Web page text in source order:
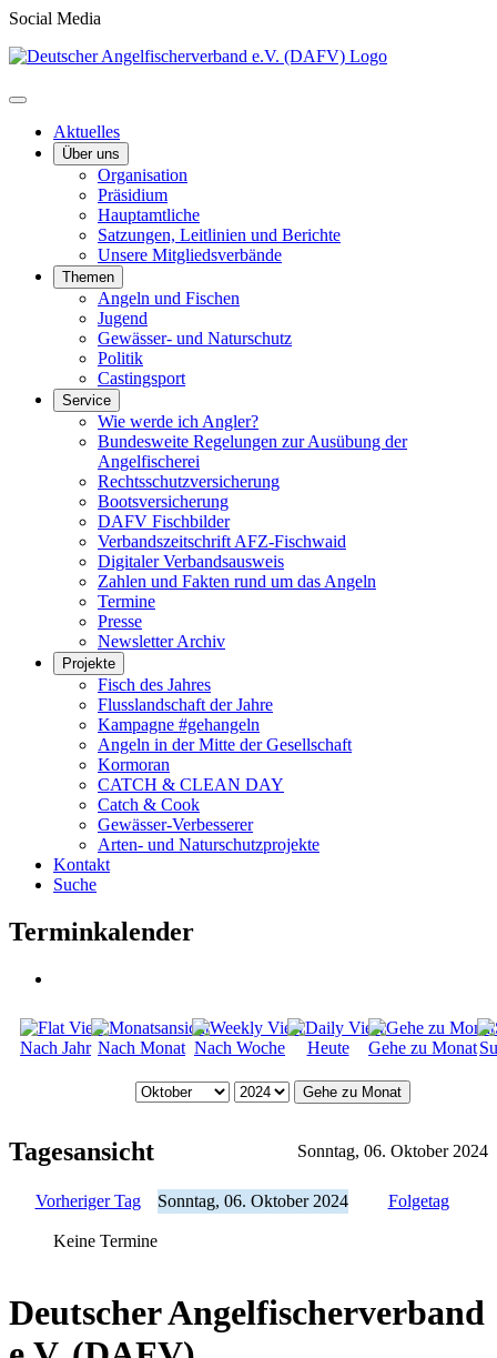
Social Media
Aktuelles
Über uns
Organisation
Präsidium
Hauptamtliche
Satzungen, Leitlinien und Berichte
Unsere Mitgliedsverbände
Themen
Angeln und Fischen
Jugend
Gewässer- und Naturschutz
Politik
Castingsport
Service
Wie werde ich Angler?
Bundesweite Regelungen zur Ausübung der
Angelfischerei
Rechtsschutzversicherung
Bootsversicherung
DAFV Fischbilder
Verbandszeitschrift AFZ-Fischwaid
Digitaler Verbandsausweis
Zahlen und Fakten rund um das Angeln
Termine
Presse
Newsletter Archiv
Projekte
Fisch des Jahres
Flusslandschaft der Jahre
Kampagne #gehangeln
Angeln in der Mitte der Gesellschaft
Kormoran
CATCH & CLEAN DAY
Catch & Cook
Gewässer-Verbesserer
Arten- und Naturschutzprojekte
Kontakt
Suche
Terminkalender
Nach Jahr Nach Monat Nach Woche Heute Gehe zu Monat
Gehe zu Monat
Tagesansicht Sonntag, 06. Oktober 2024
Vorheriger Tag Sonntag, 06. Oktober 2024 Folgetag
Keine Termine
Deutscher Angelfischerverband